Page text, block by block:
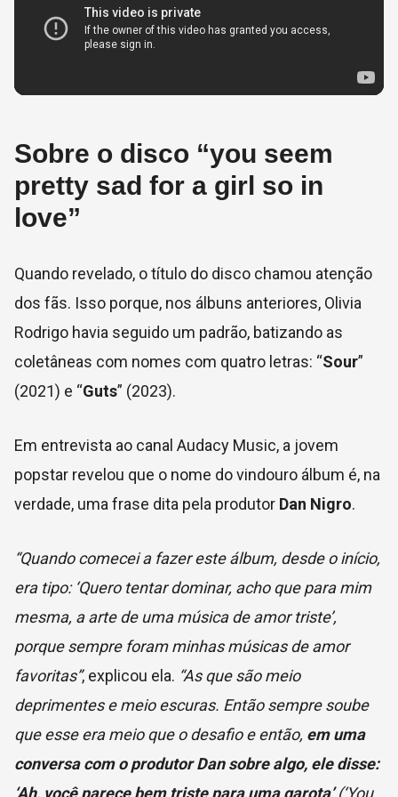
Sobre o disco “you seem
pretty sad for a girl so in
love”
Quando revelado, o título do disco chamou atenção
dos fãs. Isso porque, nos álbuns anteriores, Olivia
Rodrigo havia seguido um padrão, batizando as
coletâneas com nomes com quatro letras: “Sour”
(2021) e “Guts” (2023).
Em entrevista ao canal Audacy Music, a jovem
popstar revelou que o nome do vindouro álbum é, na
verdade, uma frase dita pela produtor Dan Nigro.
“Quando comecei a fazer este álbum, desde o início,
era tipo: ‘Quero tentar dominar, acho que para mim
mesma, a arte de uma música de amor triste’,
porque sempre foram minhas músicas de amor
favoritas”, explicou ela. “As que são meio
deprimentes e meio escuras. Então sempre soube
que esse era meio que o desafio e então, em uma
conversa com o produtor Dan sobre algo, ele disse:
‘Ah, você parece bem triste para uma garota’(‘You